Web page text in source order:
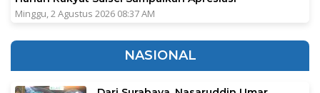
Minggu, 2 Agustus 2026 08:37 AM
NASIONAL